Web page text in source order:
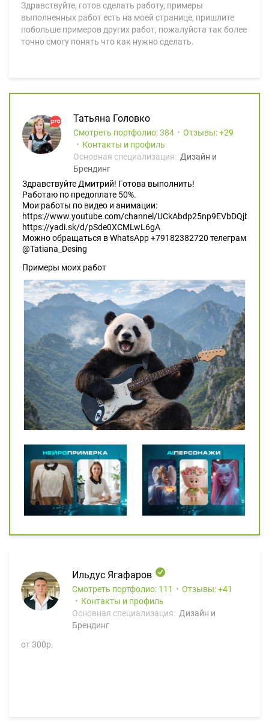
Здравствуйте, готов сделать работу, примеры
выполненных работ есть на моей странице, пришлите
побольше примеров других работ, пожалуйста так более
точно смогу понять что как нужно сделать.
Татьяна Головко
Смотреть портфолио: 384 Отзывы:
29
Контакты и профиль
Основная специализация: Дизайн и
Брендинг
Здравствуйте Дмитрий! Готова выполнить!
Работаю по предоплате 50%.
Мои работы по видео и анимации:
https://www.youtube.com/channel/
https://yadi.sk/d/pSde0XCMLwL6gA
Можно обращаться в WhatsApp +79182382720 телеграм
@Tatiana_Desing
Примеры моих работ
Ильдус Ягафаров
Смотреть портфолио: 111 Отзывы:
41
Контакты и профиль
Основная специализация: Дизайн и
Брендинг
от 300р.